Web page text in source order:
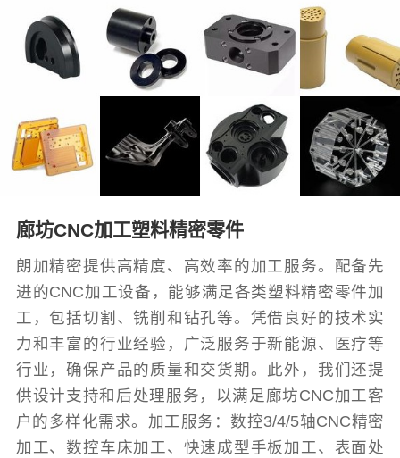
廊坊CNC加工塑料精密零件
朗加精密提供高精度、高效率的加工服务。配备先
进的CNC加工设备，能够满足各类塑料精密零件加
工，包括切割、铣削和钻孔等。凭借良好的技术实
力和丰富的行业经验，广泛服务于新能源、医疗等
行业，确保产品的质量和交货期。此外，我们还提
供设计支持和后处理服务，以满足廊坊CNC加工客
户的多样化需求。加工服务：数控3/4/5轴CNC精密
加工、数控车床加工、快速成型手板加工、表面处